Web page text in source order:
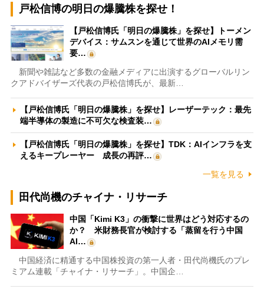
戸松信博の明日の爆騰株を探せ！
【戸松信博氏「明日の爆騰株」を探せ】トーメン
デバイス：サムスンを通じて世界のAIメモリ需
要…
新聞や雑誌など多数の金融メディアに出演するグローバルリン
クアドバイザーズ代表の戸松信博氏が、最新…
【戸松信博氏「明日の爆騰株」を探せ】レーザーテック：最先
端半導体の製造に不可欠な検査装…
【戸松信博氏「明日の爆騰株」を探せ】TDK：AIインフラを支
えるキープレーヤー 成長の再評…
一覧を見る
田代尚機のチャイナ・リサーチ
中国「Kimi K3」の衝撃に世界はどう対応するの
か？ 米財務長官が検討する「蒸留を行う中国
AI…
中国経済に精通する中国株投資の第一人者・田代尚機氏のプレ
ミアム連載「チャイナ・リサーチ」。中国企…